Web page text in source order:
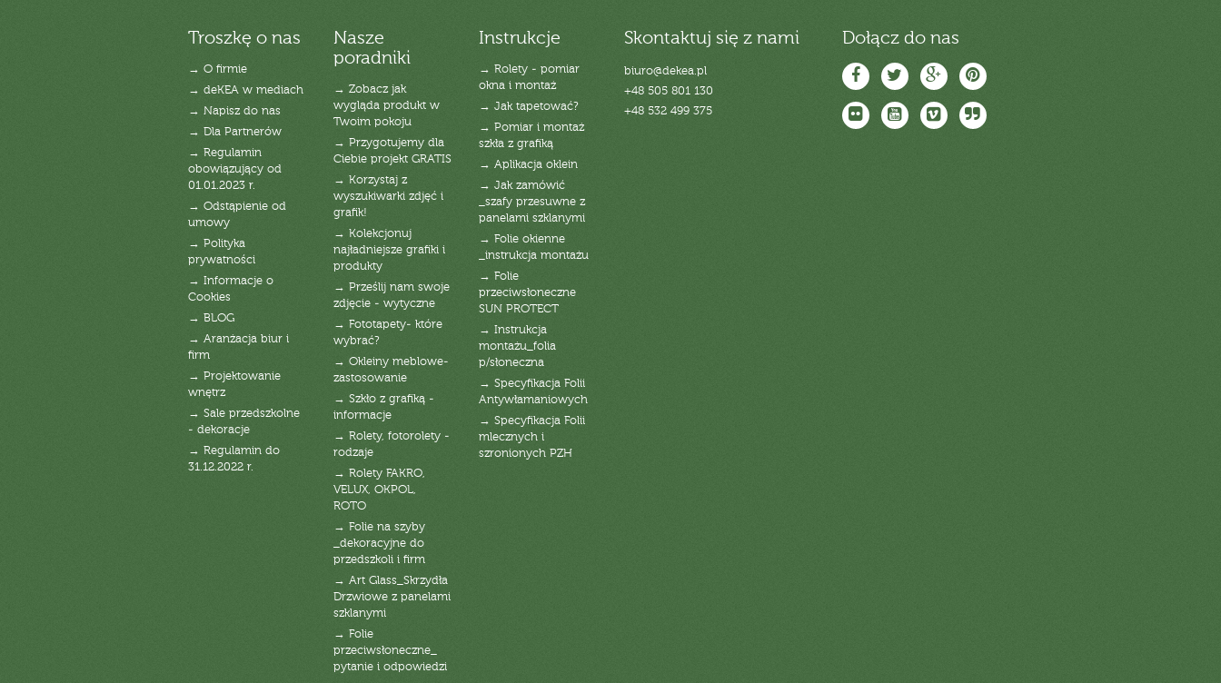
Troszkę o nas
→ O firmie
→ deKEA w mediach
→ Napisz do nas
→ Dla Partnerów
→ Regulamin
obowiązujący od
01.01.2023 r.
→ Odstąpienie od
umowy
→ Polityka
prywatności
→ Informacje o
Cookies
→ BLOG
→ Aranżacja biur i
firm
→ Projektowanie
wnętrz
→ Sale przedszkolne
- dekoracje
→ Regulamin do
31.12.2022 r.
Nasze
poradniki
→ Zobacz jak
wygląda produkt w
Twoim pokoju
→ Przygotujemy dla
Ciebie projekt GRATIS
→ Korzystaj z
wyszukiwarki zdjęć i
grafik!
→ Kolekcjonuj
najładniejsze grafiki i
produkty
→ Prześlij nam swoje
zdjęcie - wytyczne
→ Fototapety- które
wybrać?
→ Okleiny meblowe-
zastosowanie
→ Szkło z grafiką -
informacje
→ Rolety, fotorolety -
rodzaje
→ Rolety FAKRO,
VELUX, OKPOL,
ROTO
→ Folie na szyby
_dekoracyjne do
przedszkoli i firm
→ Art Glass_Skrzydła
Drzwiowe z panelami
szklanymi
→ Folie
przeciwsłoneczne_
pytanie i odpowiedzi
Instrukcje
→ Rolety - pomiar
okna i montaż
→ Jak tapetować?
→ Pomiar i montaż
szkła z grafiką
→ Aplikacja oklein
→ Jak zamówić
_szafy przesuwne z
panelami szklanymi
→ Folie okienne
_instrukcja montażu
→ Folie
przeciwsłoneczne
SUN PROTECT
→ Instrukcja
montażu_folia
p/słoneczna
→ Specyfikacja Folii
Antywłamaniowych
→ Specyfikacja Folii
mlecznych i
szronionych PZH
Skontaktuj się z nami
biuro@dekea.pl
+48 505 801 130
+48 532 499 375
Dołącz do nas